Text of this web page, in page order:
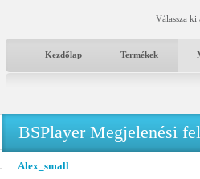
Válassza ki
Kezdőlap Termékek
BSPlayer Megjelenési
Alex_small